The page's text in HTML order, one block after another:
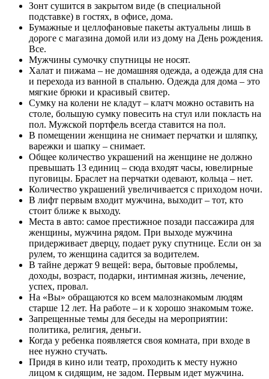
Зонт сушится в закрытом виде (в специальной
подставке) в гостях, в офисе, дома.
Бумажные и целлофановые пакеты актуальны лишь в
дороге с магазина домой или из дому на День рождения.
Все.
Мужчины сумочку спутницы не носят.
Халат и пижама – не домашняя одежда, а одежда для сна
и перехода из ванной в спальню. Одежда для дома – это
мягкие брюки и красивый свитер.
Сумку на колени не кладут – клатч можно оставить на
столе, большую сумку повесить на стул или покласть на
пол. Мужской портфель всегда ставится на пол.
В помещении женщина не снимает перчатки и шляпку,
варежки и шапку – снимает.
Общее количество украшений на женщине не должно
превышать 13 единиц – сюда входят часы, ювелирные
пуговицы. Браслет на перчатки одевают, кольца – нет.
Количество украшений увеличивается с приходом ночи.
В лифт первым входит мужчина, выходит – тот, кто
стоит ближе к выходу.
Места в авто: самое престижное позади пассажира для
женщины, мужчина рядом. При выходе мужчина
придерживает дверцу, подает руку спутнице. Если он за
рулем, то женщина садится за водителем.
В тайне держат 9 вещей: вера, бытовые проблемы,
доходы, возраст, подарки, интимная жизнь, лечение,
успех, провал.
На «Вы» обращаются ко всем малознакомым людям
старше 12 лет. На работе – и к хорошо знакомым тоже.
Запрещенные темы для беседы на мероприятии:
политика, религия, деньги.
Когда у ребенка появляется своя комната, при входе в
нее нужно стучать.
Придя в кино или театр, проходить к месту нужно
лицом к сидящим, не задом. Первым идет мужчина.